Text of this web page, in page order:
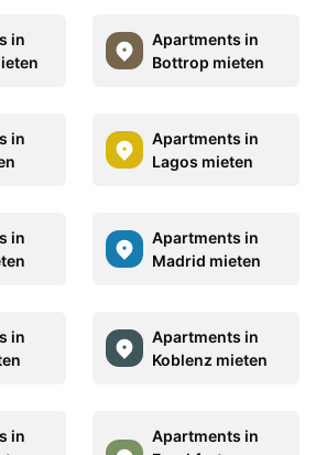
in
Apartments in
Bottrop mieten
in
Apartments in
Lagos mieten
in
Apartments in
Madrid mieten
in
Apartments in
Koblenz mieten
in
Apartments in